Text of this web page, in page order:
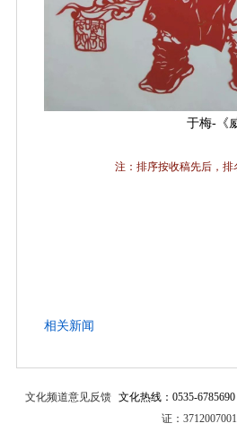
于梅-《
注：排序按收稿先后 ，
相关新闻
文化频道意见反馈 文化热线：0535-6785690
证：3712007001